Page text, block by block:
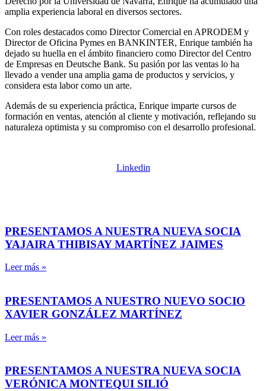
amplia experiencia laboral en diversos sectores.
Con roles destacados como Director Comercial en APRODEM y
Director de Oficina Pymes en BANKINTER, Enrique también ha
dejado su huella en el ámbito financiero como Director del Centro
de Empresas en Deutsche Bank. Su pasión por las ventas lo ha
llevado a vender una amplia gama de productos y servicios, y
considera esta labor como un arte.
Además de su experiencia práctica, Enrique imparte cursos de
formación en ventas, atención al cliente y motivación, reflejando su
naturaleza optimista y su compromiso con el desarrollo profesional.
Linkedin
PRESENTAMOS A NUESTRA NUEVA SOCIA
YAJAIRA THIBISAY MARTÍNEZ JAIMES
Leer más »
PRESENTAMOS A NUESTRO NUEVO SOCIO
XAVIER GONZÁLEZ MARTÍNEZ
Leer más »
PRESENTAMOS A NUESTRA NUEVA SOCIA
VERÓNICA MONTEQUI SILIÓ